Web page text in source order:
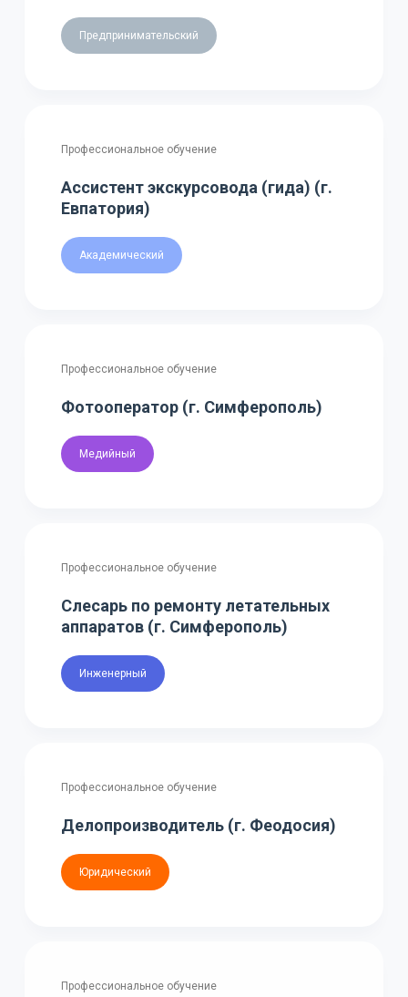
Предпринимательский
Профессиональное обучение
Ассистент экскурсовода (гида) (г.
Евпатория)
Академический
Профессиональное обучение
Фотооператор (г. Симферополь)
Медийный
Профессиональное обучение
Слесарь по ремонту летательных
аппаратов (г. Симферополь)
Инженерный
Профессиональное обучение
Делопроизводитель (г. Феодосия)
Юридический
Профессиональное обучение